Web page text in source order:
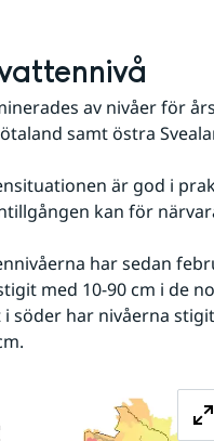
av nivåer för
samt östra
kan för
med 10-90 cm i de
söder har nivåerna